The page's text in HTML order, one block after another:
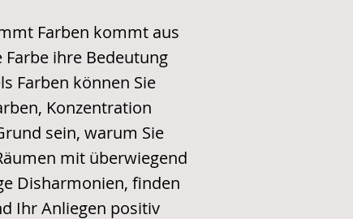
Farben kommt aus
ihre Bedeutung
Farben können Sie
Konzentration
sein, warum Sie
mit überwiegend
Disharmonien, finden
Ihr Anliegen positiv